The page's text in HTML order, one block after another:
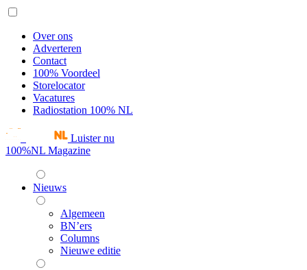
Over ons
Adverteren
Contact
100% Voordeel
Storelocator
Vacatures
Radiostation 100% NL
Luister nu
100%NL Magazine
Nieuws
Algemeen
BN’ers
Columns
Nieuwe editie